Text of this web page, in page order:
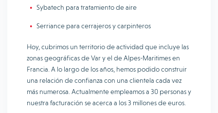
Sybatech para tratamiento de aire
Serriance para cerrajeros y carpinteros
Hoy, cubrimos un territorio de actividad que incluye las
zonas geográficas de Var y el de Alpes-Maritimes en
Francia. A lo largo de los años, hemos podido construir
una relación de confianza con una clientela cada vez
más numerosa. Actualmente empleamos a 30 personas y
nuestra facturación se acerca a los 3 millones de euros.